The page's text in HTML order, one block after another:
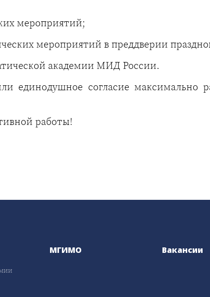
мероприятий;
мероприятий в преддверии
академии МИД России.
единодушное согласие максимально
работы!
МГИМО Вакансии